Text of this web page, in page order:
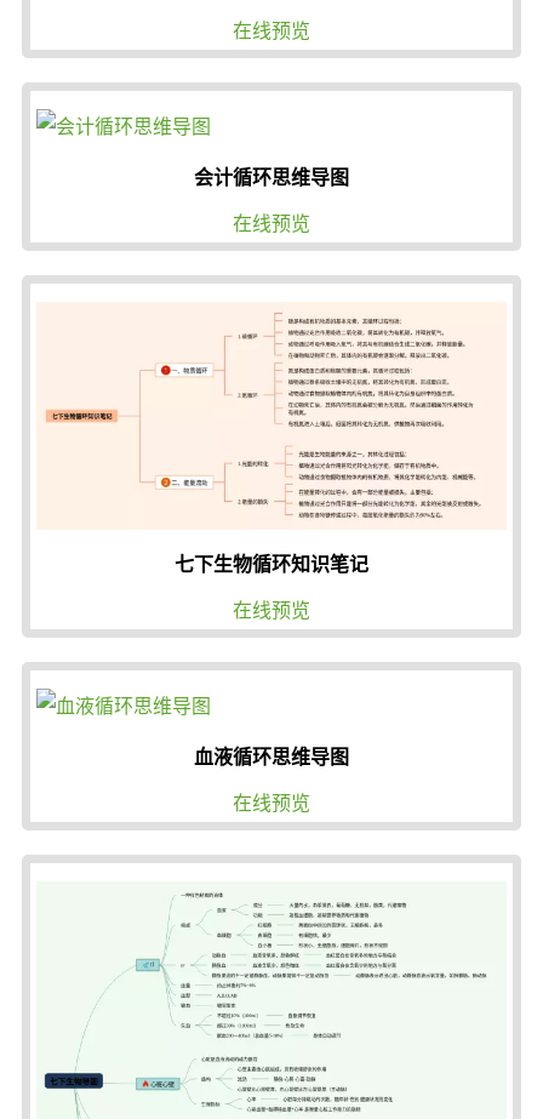
在线预览
会计循环思维导图
在线预览
七下生物循环知识笔记
在线预览
血液循环思维导图
在线预览